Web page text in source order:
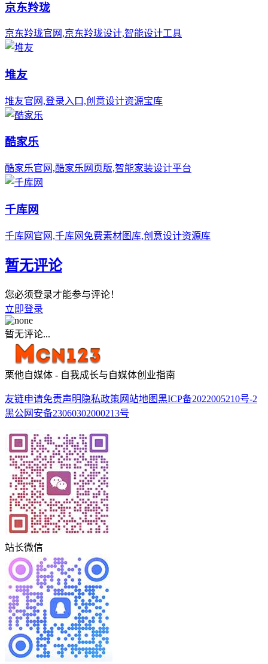
京东羚珑
京东羚珑官网,京东羚珑设计,智能设计工具
堆友
堆友官网,登录入口,创意设计资源宝库
酷家乐
酷家乐官网,酷家乐网页版,智能家装设计平台
千库网
千库网官网,千库网免费素材图库,创意设计资源库
暂无评论
您必须登录才能参与评论！
立即登录
暂无评论...
栗他自媒体 - 自我成长与自媒体创业指南
友链申请免责声明 隐私政策 网站地图黑ICP备2022005210号-2
黑公网安备23060302000213号
站长微信